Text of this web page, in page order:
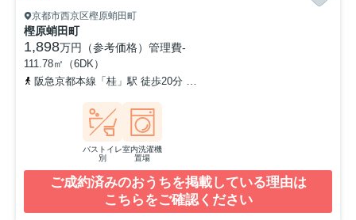
京都市西京区樫原蛸田町
樫原蛸田町
1,898万円（参考価格） 管理費-
111.78㎡（6DK）
阪急京都本線「桂」駅 徒歩20分
バストイレ
別
室内洗濯機
置場
ご成約済みのおうちを掲載している理由は
こちらをご確認ください